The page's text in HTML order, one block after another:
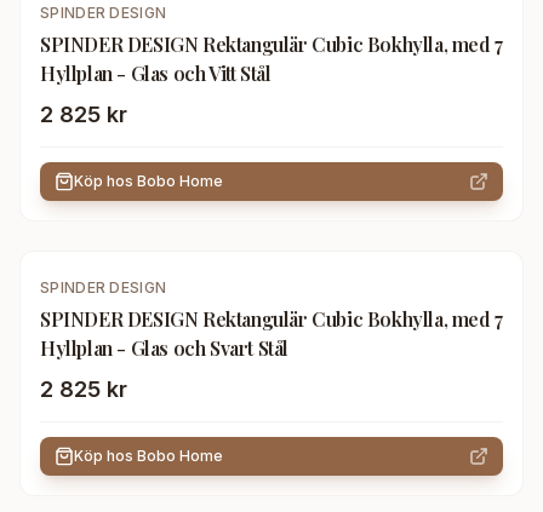
SPINDER DESIGN
SPINDER DESIGN Rektangulär Cubic Bokhylla, med 7
Hyllplan - Glas och Vitt Stål
2 825 kr
Köp hos Bobo Home
SPINDER DESIGN
SPINDER DESIGN Rektangulär Cubic Bokhylla, med 7
Hyllplan - Glas och Svart Stål
2 825 kr
Köp hos Bobo Home